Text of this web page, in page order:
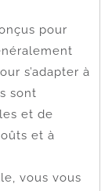
pour
s’adapter à
sont
et de
et à
vous vous